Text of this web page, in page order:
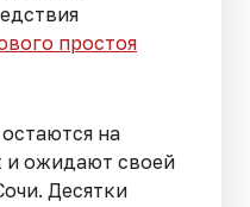
простоя
на
и ожидают своей
Десятки